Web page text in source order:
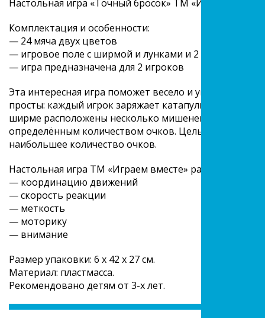
Настольная игра «Точный бросок» ТМ «Играем
Комплектация и особенности:
— 24 мяча двух цветов
— игровое поле с ширмой и лунками и 2
— игра предназначена для 2 игроков
Эта интересная игра поможет весело и
просты: каждый игрок заряжает катапульту
ширме расположены несколько мишеней, попадание
определённым количеством очков. Цель игрока — не
наибольшее количество очков.
Настольная игра ТМ «Играем вместе» развивает:
— координацию движений
— скорость реакции
— меткость
— моторику
— внимание
Размер упаковки: 6 x 42 x 27 см.
Материал: пластмасса.
Рекомендовано детям от 3-х лет.